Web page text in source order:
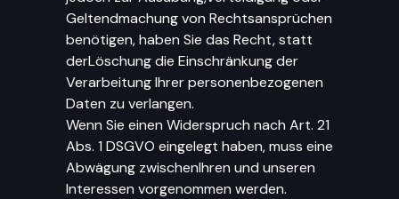
Geltendmachung von Rechtsansprüchen
benötigen, haben Sie das Recht, statt
derLöschung die Einschränkung der
Verarbeitung Ihrer personenbezogenen
Daten zu verlangen.
Wenn Sie einen Widerspruch nach Art. 21
Abs. 1 DSGVO eingelegt haben, muss eine
Abwägung zwischenIhren und unseren
Interessen vorgenommen werden.